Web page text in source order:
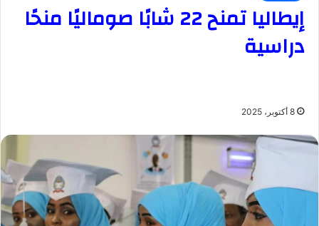
إيطاليا تمنح 22 شابًا صوماليًا منحًا
دراسية
8 أكتوبر، 2025